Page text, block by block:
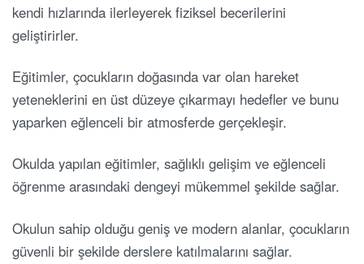
kendi hızlarında ilerleyerek fiziksel becerilerini
geliştirirler.
Eğitimler, çocukların doğasında var olan hareket
yeteneklerini en üst düzeye çıkarmayı hedefler ve bunu
yaparken eğlenceli bir atmosferde gerçekleşir.
Okulda yapılan eğitimler, sağlıklı gelişim ve eğlenceli
öğrenme arasındaki dengeyi mükemmel şekilde sağlar.
Okulun sahip olduğu geniş ve modern alanlar, çocukların
güvenli bir şekilde derslere katılmalarını sağlar.